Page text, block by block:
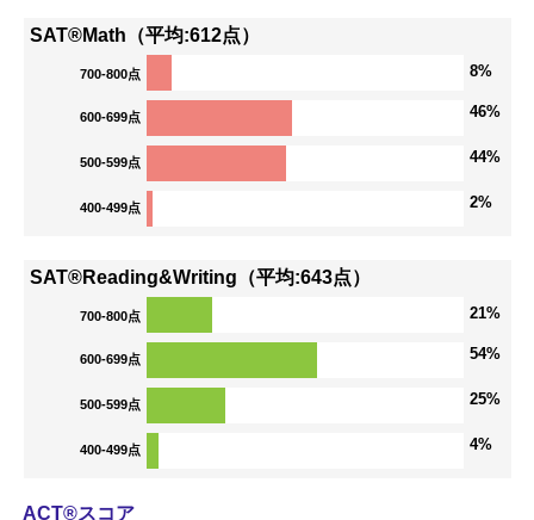
SAT®Math（平均:612点）
700-800点 8%
600-699点 46%
500-599点 44%
400-499点 2%
SAT®Reading&Writing（平均:643点）
700-800点 21%
600-699点 54%
500-599点 25%
400-499点 4%
ACT®スコア